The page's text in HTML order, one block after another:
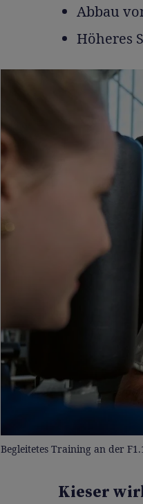
Abbau
Höheres
Begleitetes Training an der
Kieser